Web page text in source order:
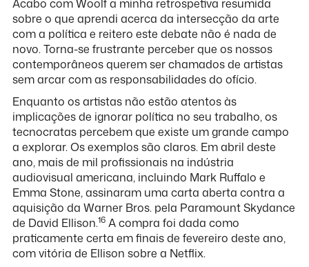
Acabo com Woolf a minha retrospetiva resumida
sobre o que aprendi acerca da intersecção da arte
com a política e reitero este debate não é nada de
novo. Torna-se frustrante perceber que os nossos
contemporâneos querem ser chamados de artistas
sem arcar com as responsabilidades do ofício.
Enquanto os artistas não estão atentos às
implicações de ignorar política no seu trabalho, os
tecnocratas percebem que existe um grande campo
a explorar. Os exemplos são claros. Em abril deste
ano, mais de mil profissionais na indústria
audiovisual americana, incluindo Mark Ruffalo e
Emma Stone, assinaram uma carta aberta contra a
aquisição da Warner Bros. pela Paramount Skydance
de David Ellison.16 A compra foi dada como
praticamente certa em finais de fevereiro deste ano,
com vitória de Ellison sobre a Netflix.